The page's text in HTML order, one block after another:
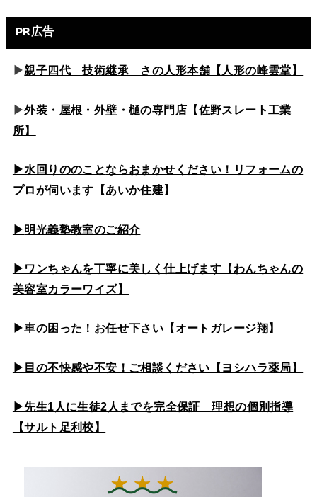
PR広告
▶親子四代 技術継承 さの人形本舗【人形の峰雲堂】
▶外装・屋根・外壁・樋の専門店【佐野スレート工業
所】
▶水回りののことならおまかせください！リフォームの
プロが伺います【あいか住建】
▶明光義塾教室のご紹介
▶ワンちゃんを丁寧に美しく仕上げます【わんちゃんの
美容室カラーワイズ】
▶車の困った！お任せ下さい【オートガレージ翔】
▶目の不快感や不安！ご相談ください【ヨシハラ薬局】
▶先生1人に生徒2人までを完全保証 理想の個別指導
【サルト足利校】